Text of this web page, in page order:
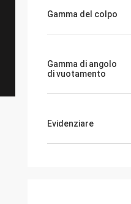
Gamma del colpo
Gamma di angolo
di vuotamento
Evidenziare